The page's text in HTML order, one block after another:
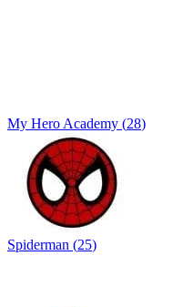
My Hero Academy (28)
Spiderman (25)